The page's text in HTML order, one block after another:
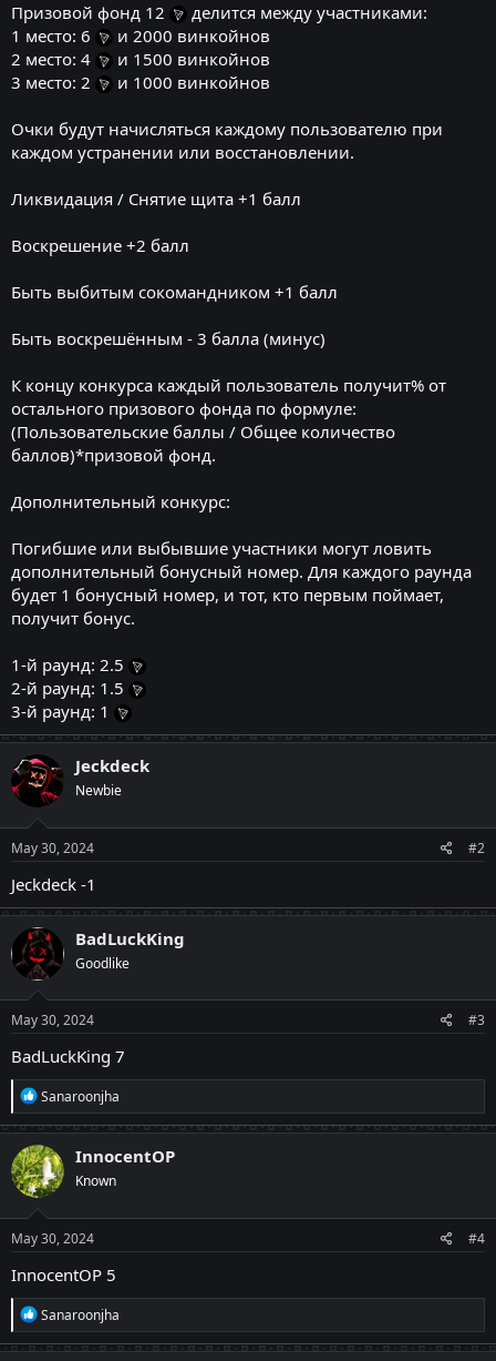
Призовой фонд 12
делится между участниками:
1 место: 6
и 2000 винкойнов
2 место: 4
и 1500 винкойнов
3 место: 2
и 1000 винкойнов
Очки будут начисляться каждому пользователю при
каждом устранении или восстановлении.
Ликвидация / Снятие щита +1 балл
Воскрешение +2 балл
Быть выбитым сокомандником +1 балл
Быть воскрешённым - 3 балла (минус)
К концу конкурса каждый пользователь получит% от
остального призового фонда по формуле:
(Пользовательские баллы / Общее количество
баллов)*призовой фонд.
Дополнительный конкурс:
Погибшие или выбывшие участники могут ловить
дополнительный бонусный номер. Для каждого раунда
будет 1 бонусный номер, и тот, кто первым поймает,
получит бонус.
1-й раунд: 2.5
2-й раунд: 1.5
3-й раунд: 1
Jeckdeck
Newbie
May 30, 2024 #2
Jeckdeck -1
BadLuckKing
Goodlike
May 30, 2024 #3
BadLuckKing 7
R
e
a
c
t
i
o
n
s
:
Sanaroonjha
InnocentOP
Known
May 30, 2024 #4
InnocentOP 5
R
e
a
Sanaroonjha